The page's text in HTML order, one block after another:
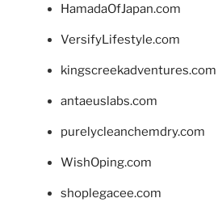
HamadaOfJapan.com
VersifyLifestyle.com
kingscreekadventures.com
antaeuslabs.com
purelycleanchemdry.com
WishOping.com
shoplegacee.com